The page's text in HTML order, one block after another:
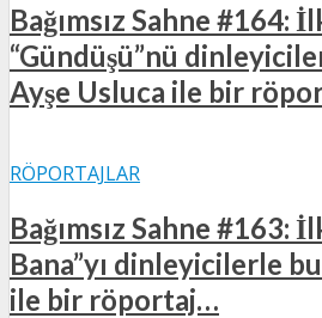
Bağımsız Sahne #164:
“Gündüşü”nü
Ayşe Usluca ile bir
RÖPORTAJLAR
Bağımsız Sahne #163:
Bana”yı dinleyicilerle
ile bir röportaj…